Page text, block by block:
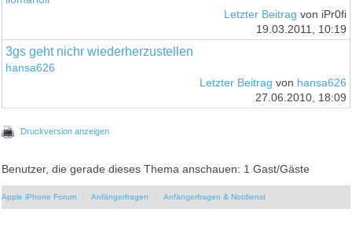
Letzter Beitrag von iPr0fi
19.03.2011, 10:19
3gs geht nichr wiederherzustellen
hansa626
Letzter Beitrag von hansa626
27.06.2010, 18:09
Druckversion anzeigen
Benutzer, die gerade dieses Thema anschauen: 1 Gast/Gäste
Apple iPhone Forum Anfängerfragen Anfängerfragen & Notdienst